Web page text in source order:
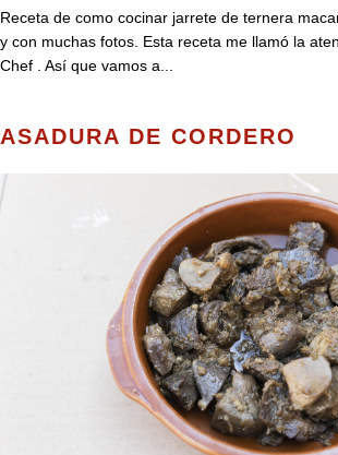
Receta de como cocinar jarrete de ternera
y con muchas fotos. Esta receta me llamó la
Chef . Así que vamos a...
ASADURA DE CORDERO